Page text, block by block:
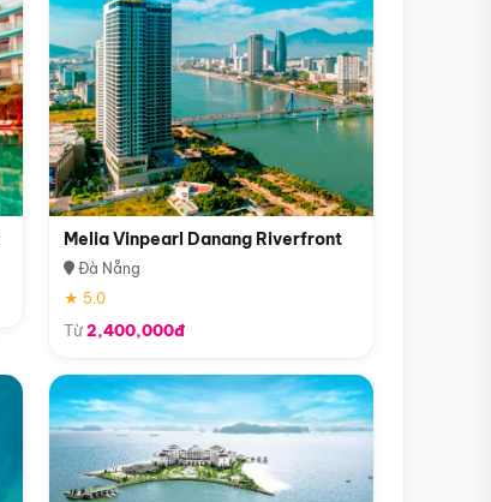
Melia Vinpearl Danang Riverfront
Đà Nẵng
★ 5.0
Từ2,400,000đ